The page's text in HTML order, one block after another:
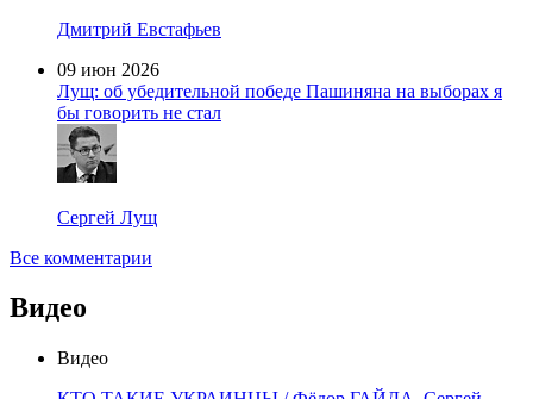
Дмитрий Евстафьев
09 июн 2026
Лущ: об убедительной победе Пашиняна на выборах я
бы говорить не стал
Сергей Лущ
Все комментарии
Видео
Видео